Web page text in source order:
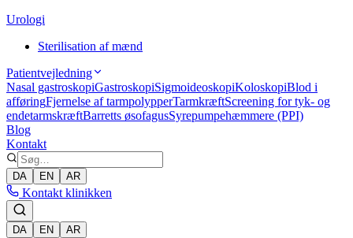
Urologi
Sterilisation af mænd
Patientvejledning
Nasal gastroskopiGastroskopiSigmoideoskopiKoloskopiBlod i
afføringFjernelse af tarmpolypperTarmkræftScreening for tyk- og
endetarmskræftBarretts øsofagusSyrepumpehæmmere (PPI)
Blog
Kontakt
DA EN AR
Kontakt klinikken
DA EN AR